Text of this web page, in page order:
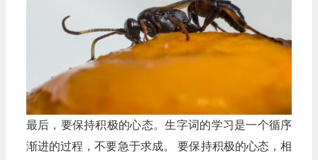
最后，要保持积极的心态。生字词的学习是一个循序
渐进的过程，不要急于求成。 要保持积极的心态，相